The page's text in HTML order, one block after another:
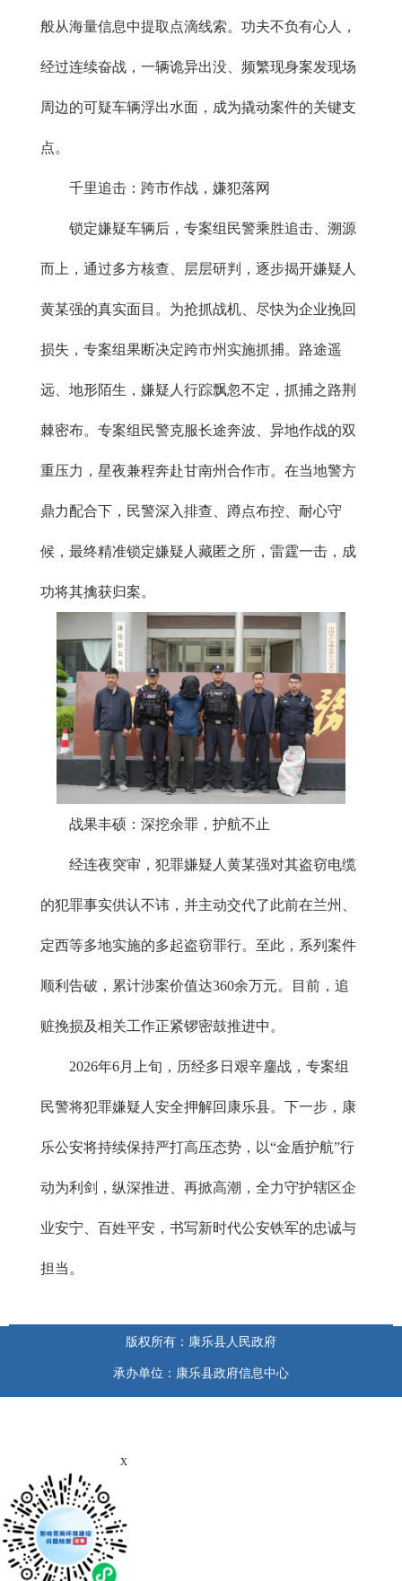
般从海量信息中提取点滴线索。功夫不负有心人，
经过连续奋战，一辆诡异出没、频繁现身案发现场
周边的可疑车辆浮出水面，成为撬动案件的关键支
点。
千里追击：跨市作战，嫌犯落网
锁定嫌疑车辆后，专案组民警乘胜追击、溯源
而上，通过多方核查、层层研判，逐步揭开嫌疑人
黄某强的真实面目。为抢抓战机、尽快为企业挽回
损失，专案组果断决定跨市州实施抓捕。路途遥
远、地形陌生，嫌疑人行踪飘忽不定，抓捕之路荆
棘密布。专案组民警克服长途奔波、异地作战的双
重压力，星夜兼程奔赴甘南州合作市。在当地警方
鼎力配合下，民警深入排查、蹲点布控、耐心守
候，最终精准锁定嫌疑人藏匿之所，雷霆一击，成
功将其擒获归案。
战果丰硕：深挖余罪，护航不止
经连夜突审，犯罪嫌疑人黄某强对其盗窃电缆
的犯罪事实供认不讳，并主动交代了此前在兰州、
定西等多地实施的多起盗窃罪行。至此，系列案件
顺利告破，累计涉案价值达360余万元。目前，追
赃挽损及相关工作正紧锣密鼓推进中。
2026年6月上旬，历经多日艰辛鏖战，专案组
民警将犯罪嫌疑人安全押解回康乐县。下一步，康
乐公安将持续保持严打高压态势，以“金盾护航”行
动为利剑，纵深推进、再掀高潮，全力守护辖区企
业安宁、百姓平安，书写新时代公安铁军的忠诚与
担当。
版权所有：康乐县人民政府
承办单位：康乐县政府信息中心
x